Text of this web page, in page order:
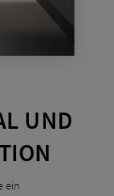
UND
ein